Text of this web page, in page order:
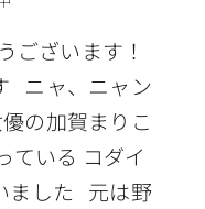
ざいます！
ニャ、ニャン
の加賀まりこ
ている コダイ
ました 元は野